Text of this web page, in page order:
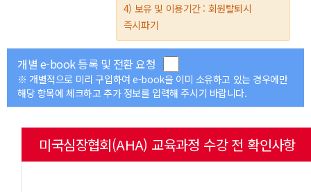
4) 보유 및 이용기간 : 회원탈퇴시
즉시파기
개별 e-book 등록 및 전환 요청
※ 개별적으로 미리 구입하여 e-book을 이미 소유하고 있는 경우에만
해당 항목에 체크하고 추가 정보를 입력해 주시기 바랍니다.
미국심장협회(AHA) 교육과정 수강 전 확인사항